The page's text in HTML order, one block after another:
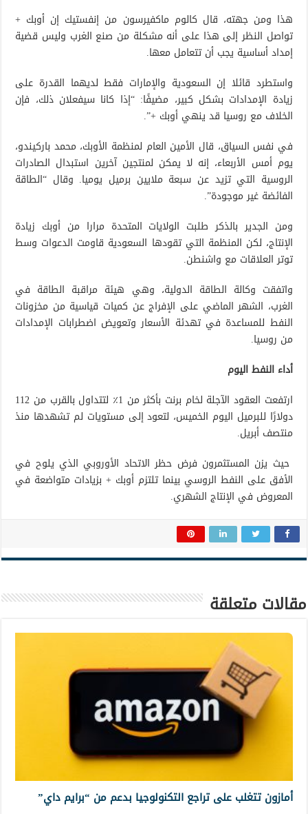
هذا ومن جهته، قال كالوم ماكفيرسون من إنفستيك إن أوبك +
تواصل النظر إلى هذا على أنه مشكلة من صنع الغرب وليس قضية
إمداد أساسية يجب أن تتعامل معها.
واستطرد قائلا إن السعودية والإمارات فقط لديهما القدرة على
زيادة الإمدادات بشكل كبير، مضيفًا: “إذا كانا سيفعلان ذلك، فإن
الخلاف مع روسيا قد ينهي أوبك +”.
في نفس السياق، قال الأمين العام لمنظمة الأوبك، محمد باركيندو،
يوم أمس الأربعاء، إنه لا يمكن لمنتجين آخرين استبدال الصادرات
الروسية التي تزيد عن سبعة ملايين برميل يوميا. وقال “الطاقة
الفائضة غير موجودة”.
ومن الجدير بالذكر طلبت الولايات المتحدة مرارا من أوبك زيادة
الإنتاج، لكن المنظمة التي تقودها السعودية قاومت الدعوات وسط
توتر العلاقات مع واشنطن.
واتفقت وكالة الطاقة الدولية، وهي هيئة مراقبة الطاقة في
الغرب، الشهر الماضي على الإفراج عن كميات قياسية من مخزونات
النفط للمساعدة في تهدئة الأسعار وتعويض اضطرابات الإمدادات
من روسيا.
أداء النفط اليوم
ارتفعت العقود الآجلة لخام برنت بأكثر من 1٪ لتتداول بالقرب من 112
دولارًا للبرميل اليوم الخميس، لتعود إلى مستويات لم تشهدها منذ
منتصف أبريل.
حيث يزن المستثمرون فرض حظر الاتحاد الأوروبي الذي يلوح في
الأفق على النفط الروسي بينما تلتزم أوبك + بزيادات متواضعة في
المعروض في الإنتاج الشهري.
مقالات متعلقة
أمازون تتغلب على تراجع التكنولوجيا بدعم من “برايم داي”